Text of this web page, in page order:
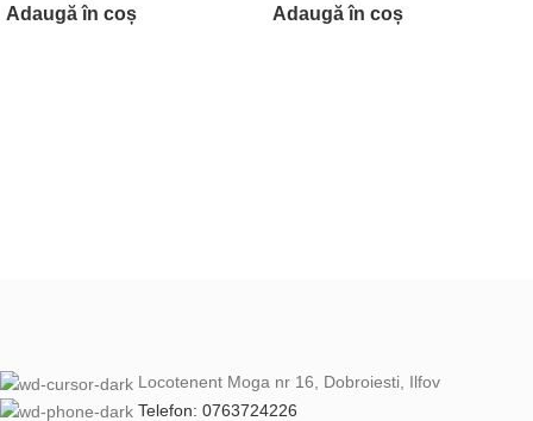
Adaugă în coș
Adaugă în coș
Locotenent Moga nr 16, Dobroiesti, Ilfov
Telefon: 0763724226